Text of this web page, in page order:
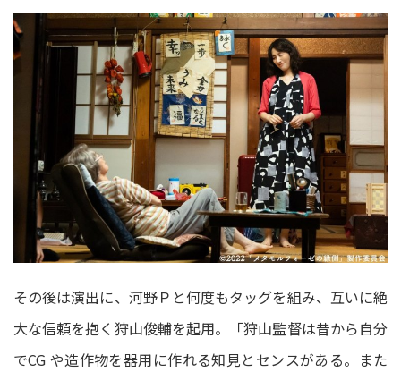
その後は演出に、河野Ｐと何度もタッグを組み、互いに絶
⼤な信頼を抱く狩⼭俊輔を起用。「狩⼭監督は昔から⾃分
でCG や造作物を器用に作れる知⾒とセンスがある。また